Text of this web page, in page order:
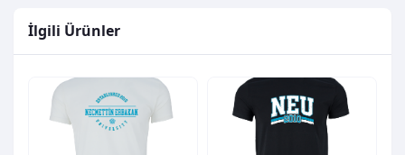
İlgili Ürünler